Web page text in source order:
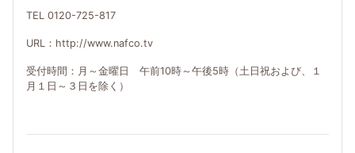
TEL 0120-725-817
URL：http://www.nafco.tv
受付時間：月～金曜日 午前10時～午後5時（土日祝および、１
月１日～３日を除く）